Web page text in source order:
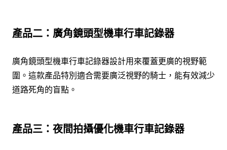
產品二：廣角鏡頭型機車行車記錄器
廣角鏡頭型機車行車記錄器設計用來覆蓋更廣的視野範
圍。這款產品特別適合需要廣泛視野的騎士，能有效減少
道路死角的盲點。
產品三：夜間拍攝優化機車行車記錄器